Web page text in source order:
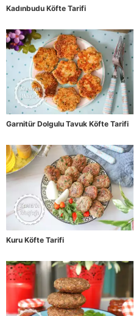
Kadınbudu Köfte Tarifi
Garnitür Dolgulu Tavuk Köfte Tarifi
Kuru Köfte Tarifi